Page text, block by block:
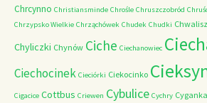
Chrcynno Christiansminde Chrośle Chruszczobród
Chrzypsko Wielkie Chrząchówek Chudek Chudki
Chyliczki Chynów Ciche Ciechanowiec
Ciechocinek Cieciórki Ciekocinko
Cigacice Cottbus Criewen Cybulice Cychry Cyganka